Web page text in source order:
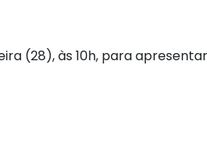
(28), às 10h, para